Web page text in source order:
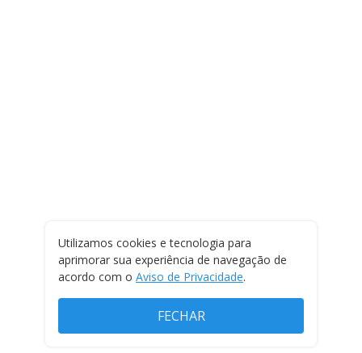
Utilizamos cookies e tecnologia para
aprimorar sua experiência de navegação de
acordo com o Aviso de Privacidade.
FECHAR